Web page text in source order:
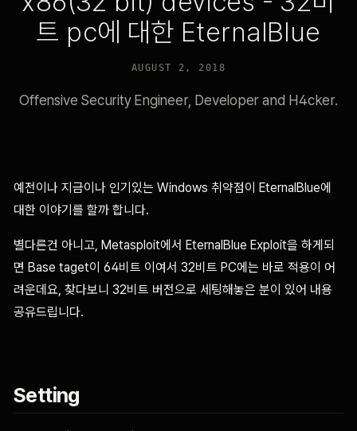
트 pc에 대한 EternalBlue
AUGUST 2, 2018
Offensive Security Engineer, Developer and H4cker.
예전이나 지금이나 인기있는 Windows 취약점이 EternalBlue에
대한 이야기를 할까 합니다.
별다른건 아니고, Metasploit에서 EternalBlue Exploit을 하게되
면 Base taget이 64비트 이여서 32비트 PC에는 바로 적용이 어
려운데요, 찾다보니 32비트 버전으로 세팅해놓은 분이 있어 내용
공유드립니다.
Setting